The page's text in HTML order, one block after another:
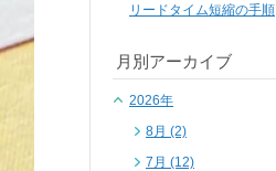
リードタイム短縮の手順
月別アーカイブ
2026年
8月 (2)
7月 (12)